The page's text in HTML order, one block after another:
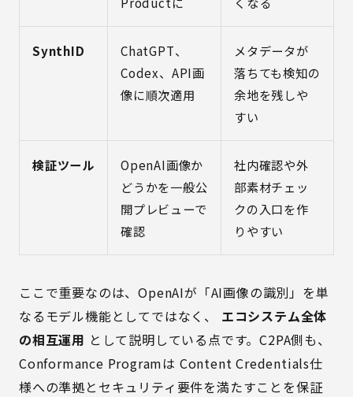
SynthID
ChatGPT、
Codex、API画
像に順次適用
メタデータが
落ちても検知の
余地を残しや
すい
検証ツール
OpenAI画像か
どうかを一般公
開プレビューで
確認
社内確認や外
部素材チェッ
クの入口を作
りやすい
ここで重要なのは、OpenAIが「AI画像の識別」を単
なるモデル機能としてではなく、 エコシステム全体
の相互運用 として説明している点です。C2PA側も、
Conformance Programは Content Credentials仕
様への準拠とセキュリティ要件を満たすことを保証